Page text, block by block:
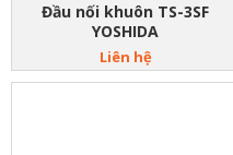
Đầu nối khuôn TS-3SF
YOSHIDA
Liên hệ